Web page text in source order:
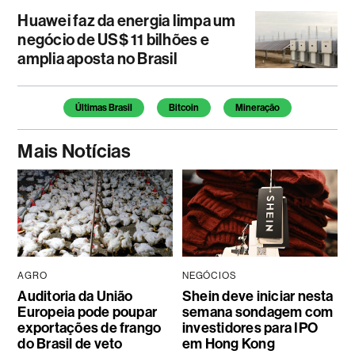
Huawei faz da energia limpa um
negócio de US$ 11 bilhões e
amplia aposta no Brasil
Temas deste artigo
Últimas Brasil Bitcoin Mineração
Mais Notícias
AGRO
Auditoria da União
Europeia pode poupar
exportações de frango
do Brasil de veto
NEGÓCIOS
Shein deve iniciar nesta
semana sondagem com
investidores para IPO
em Hong Kong